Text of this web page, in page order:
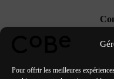
Pour offrir les meilleures
20 bis